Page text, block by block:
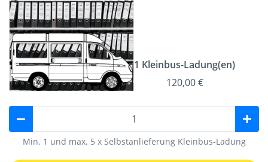
1 Kleinbus-Ladung(en)
120,00 €
Min. 1 und max. 5 x Selbstanlieferung Kleinbus-Ladung